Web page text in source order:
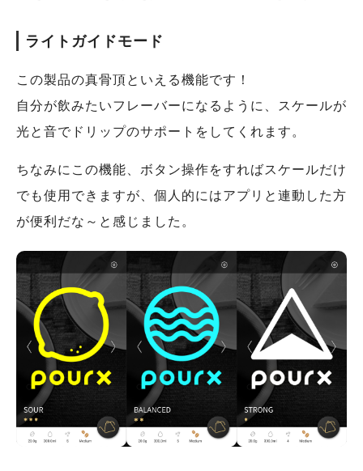
ライトガイドモード
この製品の真骨頂といえる機能です！
自分が飲みたいフレーバーになるように、スケールが
光と音でドリップのサポートをしてくれます。
ちなみにこの機能、ボタン操作をすればスケールだけ
でも使用できますが、個人的にはアプリと連動した方
が便利だな～と感じました。